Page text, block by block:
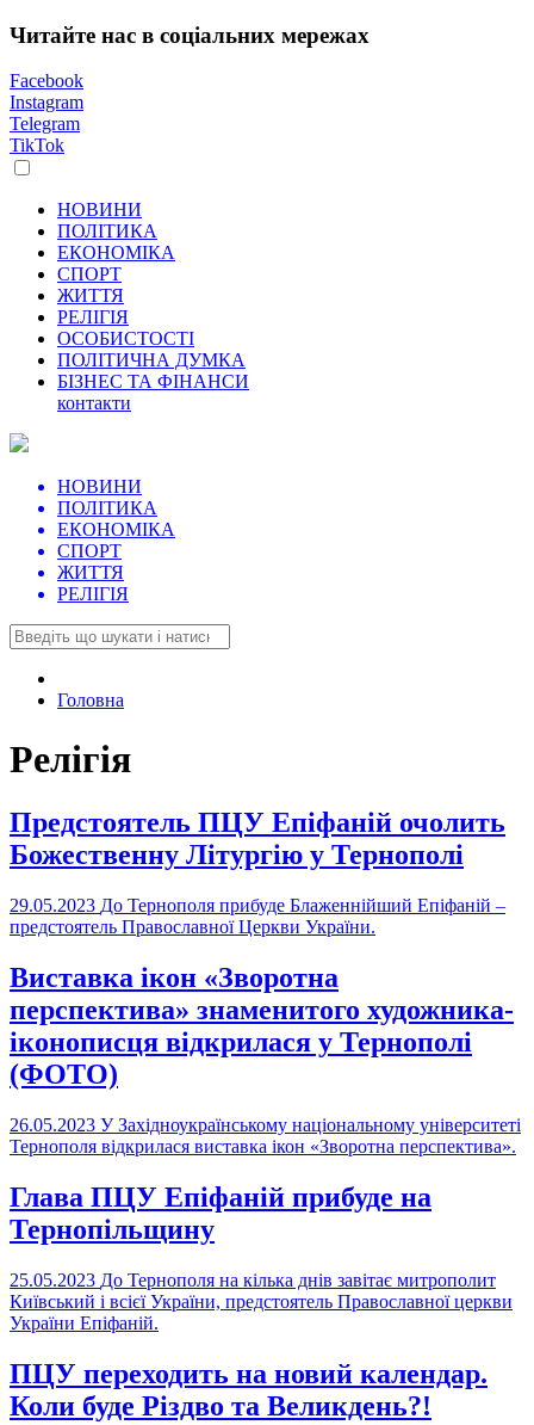
Читайте нас в соціальних мережах
Facebook
Instagram
Telegram
TikTok
НОВИНИ
ПОЛІТИКА
ЕКОНОМІКА
СПОРТ
ЖИТТЯ
РЕЛІГІЯ
ОСОБИСТОСТІ
ПОЛІТИЧНА ДУМКА
БІЗНЕС ТА ФІНАНСИ
контакти
НОВИНИ
ПОЛІТИКА
ЕКОНОМІКА
СПОРТ
ЖИТТЯ
РЕЛІГІЯ
Головна
Релігія
Предстоятель ПЦУ Епіфаній очолить
Божественну Літургію у Тернополі
29.05.2023 До Тернополя прибуде Блаженнійший Епіфаній –
предстоятель Православної Церкви України.
Виставка ікон «Зворотна
перспектива» знаменитого художника-
іконописця відкрилася у Тернополі
(ФОТО)
26.05.2023 У Західноукраїнському національному університеті
Тернополя відкрилася виставка ікон «Зворотна перспектива».
Глава ПЦУ Епіфаній прибуде на
Тернопільщину
25.05.2023 До Тернополя на кілька днів завітає митрополит
Київський і всієї України, предстоятель Православної церкви
України Епіфаній.
ПЦУ переходить на новий календар.
Коли буде Різдво та Великдень?!